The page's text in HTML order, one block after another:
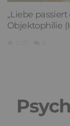
„Liebe
Objektophilie